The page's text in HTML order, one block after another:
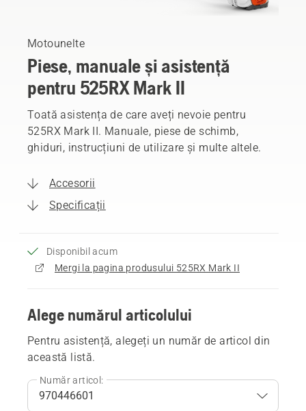
Motounelte
Piese, manuale și asistență
pentru 525RX Mark II
Toată asistența de care aveți nevoie pentru
525RX Mark II. Manuale, piese de schimb,
ghiduri, instrucțiuni de utilizare și multe altele.
Accesorii
Specificații
Disponibil acum
Mergi la pagina produsului 525RX Mark II
Alege numărul articolului
Pentru asistență, alegeți un număr de articol din
această listă.
Număr articol: